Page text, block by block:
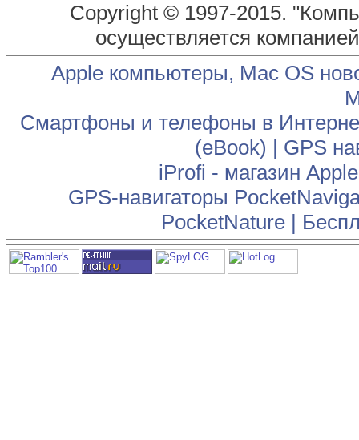
Copyright © 1997-2015.
осуществляется
Apple компьютеры, Mac OS
Смартфоны и телефоны в
(eBook) | GPS
iProfi - магазин
GPS-навигаторы
PocketNature|